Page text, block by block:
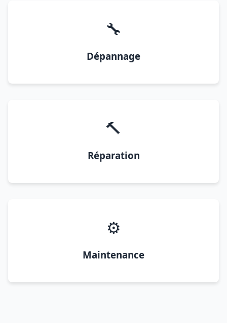
🔧
Dépannage
🔨
Réparation
⚙️
Maintenance